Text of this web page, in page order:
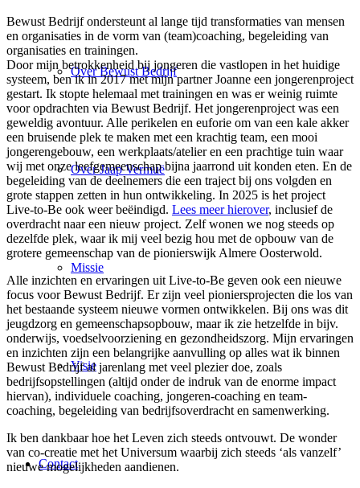
Over Bewust Bedrijf
Over Jaap Vermuë
Missie
Visie
Contact
Bewust Bedrijf ondersteunt al lange tijd transformaties van mensen
en organisaties in de vorm van (team)coaching, begeleiding van
organisaties en trainingen.
Door mijn betrokkenheid bij jongeren die vastlopen in het huidige
systeem, ben ik in 2017 met mijn partner Joanne een jongerenproject
gestart. Ik stopte helemaal met trainingen en was er weinig ruimte
voor opdrachten via Bewust Bedrijf. Het jongerenproject was een
geweldig avontuur. Alle perikelen en euforie om van een kale akker
een bruisende plek te maken met een krachtig team, een mooi
jongerengebouw, een werkplaats/atelier en een prachtige tuin waar
wij met onze leefgemeenschap bijna jaarrond uit konden eten. En de
begeleiding van de deelnemers die een traject bij ons volgden en
grote stappen zetten in hun ontwikkeling. In 2025 is het project
Live-to-Be ook weer beëindigd. Lees meer hierover, inclusief de
overdracht naar een nieuw project. Zelf wonen we nog steeds op
dezelfde plek, waar ik mij veel bezig hou met de opbouw van de
grotere gemeenschap van de pionierswijk Almere Oosterwold.
Alle inzichten en ervaringen uit Live-to-Be geven ook een nieuwe
focus voor Bewust Bedrijf. Er zijn veel pioniersprojecten die los van
het bestaande systeem nieuwe vormen ontwikkelen. Bij ons was dit
jeugdzorg en gemeenschapsopbouw, maar ik zie hetzelfde in bijv.
onderwijs, voedselvoorziening en gezondheidszorg. Mijn ervaringen
en inzichten zijn een belangrijke aanvulling op alles wat ik binnen
Bewust Bedrijf al jarenlang met veel plezier doe, zoals
bedrijfsopstellingen (altijd onder de indruk van de enorme impact
hiervan), individuele coaching, jongeren-coaching en team-
coaching, begeleiding van bedrijfsoverdracht en samenwerking.
Ik ben dankbaar hoe het Leven zich steeds ontvouwt. De wonder
van co-creatie met het Universum waarbij zich steeds ‘als vanzelf’
nieuwe mogelijkheden aandienen.